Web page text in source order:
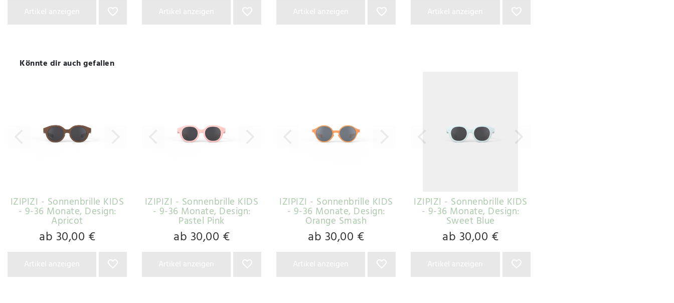
Könnte dir auch gefallen
IZIPIZI - Sonnenbrille KIDS
- 9-36 Monate, Design:
Apricot
ab 30,00 €
IZIPIZI - Sonnenbrille KIDS
- 9-36 Monate, Design:
Pastel Pink
ab 30,00 €
IZIPIZI - Sonnenbrille KIDS
- 9-36 Monate, Design:
Orange Smash
ab 30,00 €
IZIPIZI - Sonnenbrille KIDS
- 9-36 Monate, Design:
Sweet Blue
ab 30,00 €